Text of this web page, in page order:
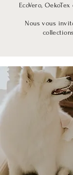
EcoVero, OekoTex
Nous vous